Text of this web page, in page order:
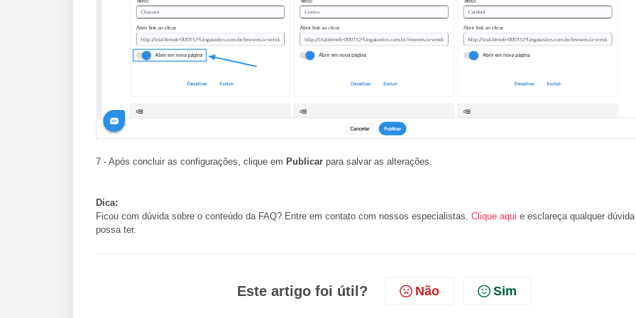
7 - Após concluir as configurações, clique em Publicar para salvar as alterações.
Dica:
Ficou com dúvida sobre o conteúdo da FAQ? Entre em contato com nossos especialistas. Clique aqui e esclareça qualquer
possa ter.
Este artigo foi útil? Não Sim